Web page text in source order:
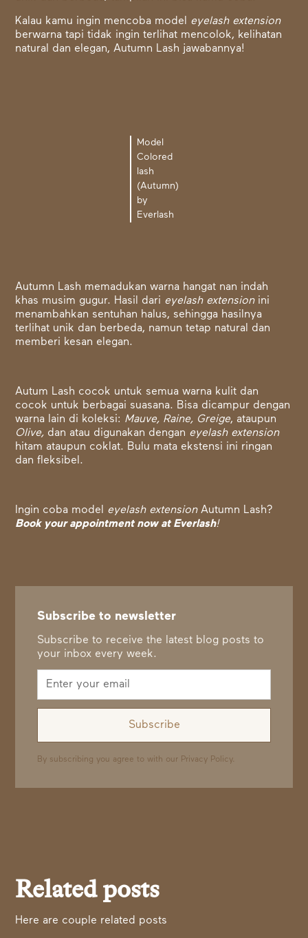
Kalau kamu ingin mencoba model eyelash extension
berwarna tapi tidak ingin terlihat mencolok, kelihatan
natural dan elegan, Autumn Lash jawabannya!
Model
Colored
lash
(Autumn)
by
Everlash
Autumn Lash memadukan warna hangat nan indah
khas musim gugur. Hasil dari eyelash extensionini
menambahkan sentuhan halus, sehingga hasilnya
terlihat unik dan berbeda, namun tetap natural dan
memberi kesan elegan.
Autum Lash cocok untuk semua warna kulit dan
cocok untuk berbagai suasana. Bisa dicampur dengan
warna lain di koleksi: Mauve, Raine, Greige, ataupun
Olive, dan atau digunakan dengan eyelash extension
hitam ataupun coklat. Bulu mata ekstensi ini ringan
dan fleksibel.
Ingin coba model eyelash extensionAutumn Lash?
Book your appointment now at Everlash!
Subscribe to newsletter
Subscribe to receive the latest blog posts to
your inbox every week.
By subscribing you agree to with our Privacy Policy.
Related posts
Here are couple related posts